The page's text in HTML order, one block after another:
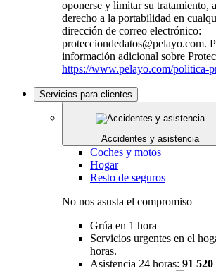
oponerse y limitar su tratamiento,
derecho a la portabilidad en
dirección de correo electrónico:
protecciondedatos@pelayo.com.
información adicional sobre
https://www.pelayo.com/politica-
Servicios para clientes
Accidentes y asistencia
Coches y motos
Hogar
Resto de seguros
No nos asusta el compromiso
Grúa en 1 hora
Servicios urgentes en el
horas.
Asistencia 24 horas: 91 520